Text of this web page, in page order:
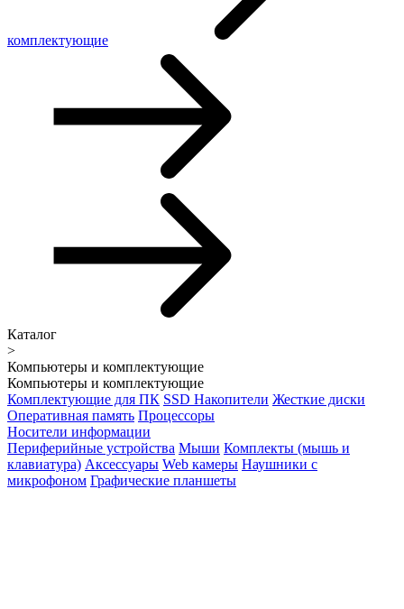
комплектующие
Каталог
>
Компьютеры и комплектующие
Компьютеры и комплектующие
Комплектующие для ПК SSD Накопители Жесткие диски
Оперативная память Процессоры
Носители информации
Периферийные устройства Мыши Комплекты (мышь и
клавиатура) Аксессуары Web камеры Наушники с
микрофоном Графические планшеты